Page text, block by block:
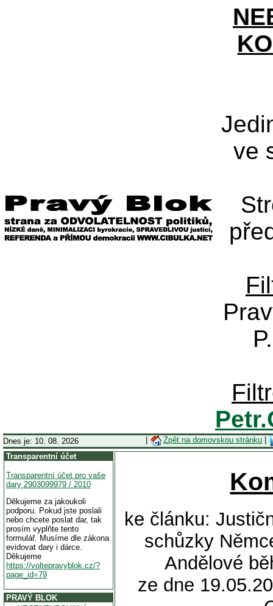
ve
Dnes je: 10. 08. 2026 Zpět na domovskou stránku
Transparentní účet
Transparentní účet pro vaše
dary 2903099979 / 2010
Děkujeme za jakoukoli
podporu. Pokud jste poslali
nebo chcete poslat dar, tak
prosím vyplňte tento
formulář. Musíme dle zákona
evidovat dary i dárce.
Děkujeme
https://voltepravyblok.cz/?
page_id=79
PRAVÝ BLOK
ke článku:
schůzky
Andělové
ze dne